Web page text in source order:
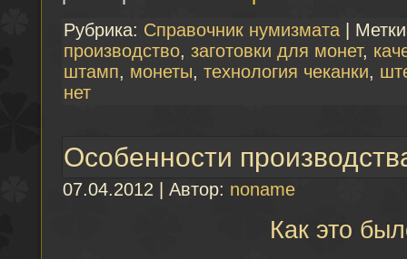
Рубрика: Справочник нумизмата |
производство, заготовки для монет,
штамп, монеты, технология чеканки,
нет
Особенности
07.04.2012 | Автор: noname
Как это